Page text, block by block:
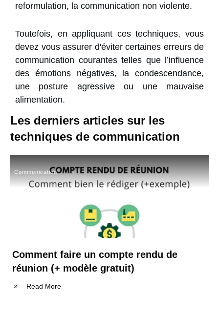
reformulation, la communication non violente.
Toutefois, en appliquant ces techniques, vous
devez vous assurer d'éviter certaines erreurs de
communication courantes telles que l’influence
des émotions négatives, la condescendance,
une posture agressive ou une mauvaise
alimentation.
Les derniers articles sur les
techniques de communication
Communication
Comment faire un compte rendu de
réunion (+ modèle gratuit)
Read More